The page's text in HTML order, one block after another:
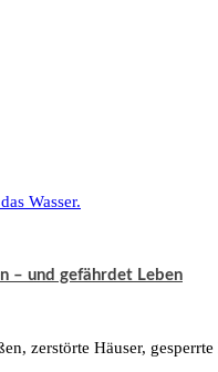
– und gefährdet Leben
zerstörte Häuser,